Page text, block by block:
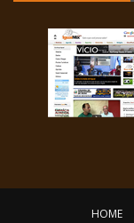
HOME